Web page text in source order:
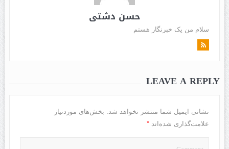
حسن دشتی
سلام من یک خبرنگار هستم
LEAVE A REPLY
نشانی ایمیل شما منتشر نخواهد شد. بخش‌های موردنیاز
علامت‌گذاری شده‌اند *